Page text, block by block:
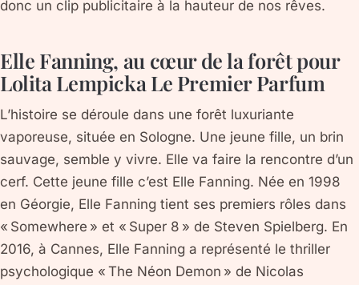
donc un clip publicitaire à la hauteur de nos rêves.
Elle Fanning, au cœur de la forêt pour
Lolita Lempicka Le Premier Parfum
L’histoire se déroule dans une forêt luxuriante
vaporeuse, située en Sologne. Une jeune fille, un brin
sauvage, semble y vivre. Elle va faire la rencontre d’un
cerf. Cette jeune fille c’est Elle Fanning. Née en 1998
en Géorgie, Elle Fanning tient ses premiers rôles dans
« Somewhere » et « Super 8 » de Steven Spielberg. En
2016, à Cannes, Elle Fanning a représenté le thriller
psychologique « The Néon Demon » de Nicolas